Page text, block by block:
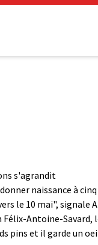
s'agrandit
naissance à
le 10 mai",
Antoine-Savard,
pins et il garde un